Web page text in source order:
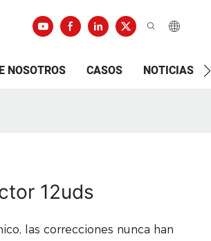
NOSOTROS CASOS NOTICIAS
12uds
las correcciones nunca han